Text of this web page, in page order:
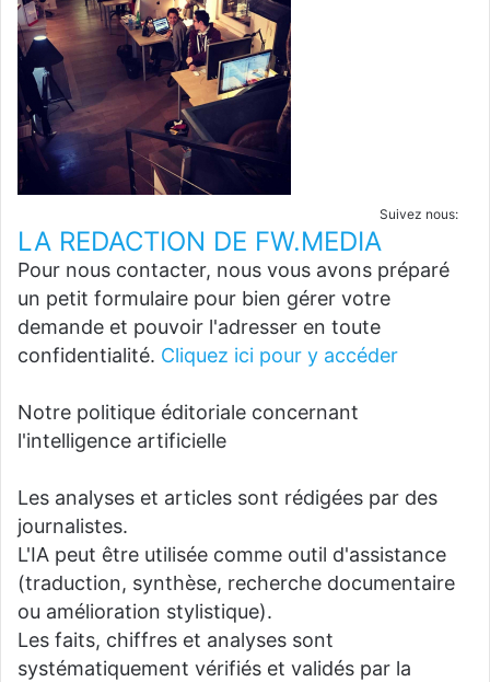
Suivez nous:
LA REDACTION DE FW.MEDIA
Pour nous contacter, nous vous avons préparé
un petit formulaire pour bien gérer votre
demande et pouvoir l'adresser en toute
confidentialité. Cliquez ici pour y accéder
Notre politique éditoriale concernant
l'intelligence artificielle
Les analyses et articles sont rédigées par des
journalistes.
L'IA peut être utilisée comme outil d'assistance
(traduction, synthèse, recherche documentaire
ou amélioration stylistique).
Les faits, chiffres et analyses sont
systématiquement vérifiés et validés par la